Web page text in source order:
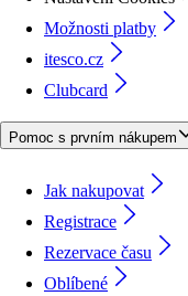
Možnosti platby
itesco.cz
Clubcard
Pomoc s prvním nákupem
Jak nakupovat
Registrace
Rezervace času
Oblíbené